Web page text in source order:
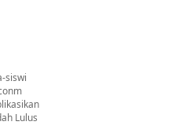
siswi
Lulus